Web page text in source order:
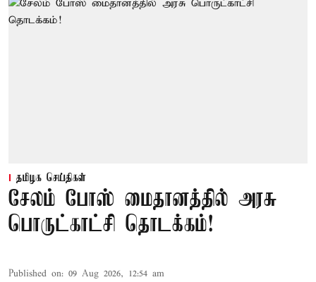
தமிழக செய்திகள்
சேலம் போஸ் மைதானத்தில் அரசு
பொருட்காட்சி தொடக்கம்!
Published on: 09 Aug 2026, 12:54 am